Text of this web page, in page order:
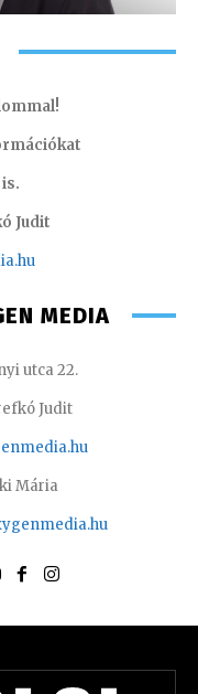
Judit
MEDIA
utca 22.
Judit
Mária